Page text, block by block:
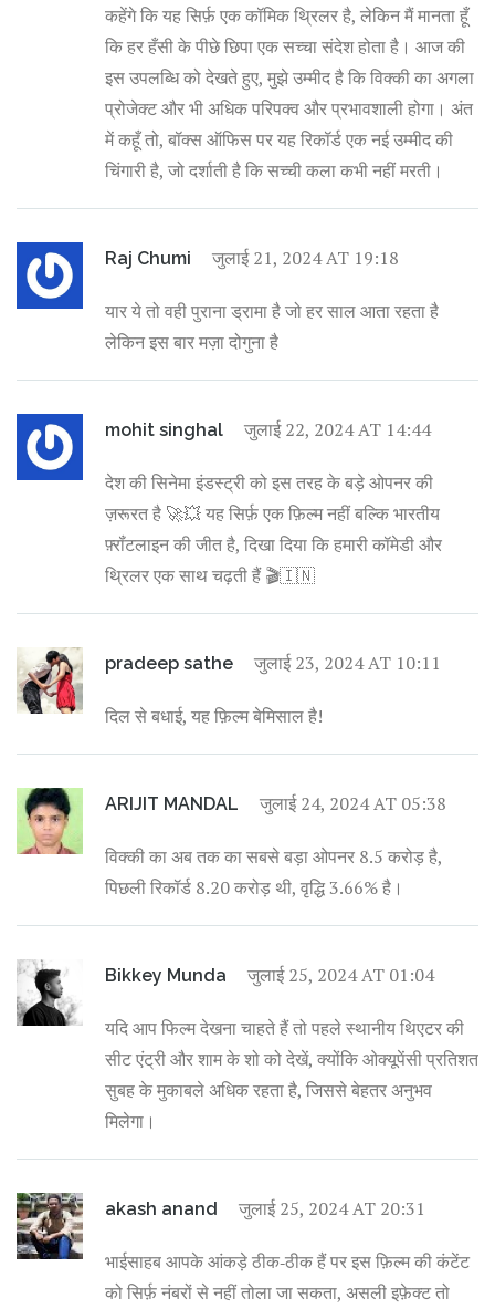
कहेंगे कि यह सिर्फ़ एक कॉमिक थ्रिलर है, लेकिन मैं मानता हूँ
कि हर हँसी के पीछे छिपा एक सच्चा संदेश होता है। आज की
इस उपलब्धि को देखते हुए, मुझे उम्मीद है कि विक्की का अगला
प्रोजेक्ट और भी अधिक परिपक्व और प्रभावशाली होगा। अंत
में कहूँ तो, बॉक्स ऑफिस पर यह रिकॉर्ड एक नई उम्मीद की
चिंगारी है, जो दर्शाती है कि सच्ची कला कभी नहीं मरती।
Raj Chumi जुलाई 21, 2024 AT 19:18
यार ये तो वही पुराना ड्रामा है जो हर साल आता रहता है
लेकिन इस बार मज़ा दोगुना है
mohit singhal जुलाई 22, 2024 AT 14:44
देश की सिनेमा इंडस्ट्री को इस तरह के बड़े ओपनर की
ज़रूरत है 🚀💥 यह सिर्फ़ एक फ़िल्म नहीं बल्कि भारतीय
फ़्रॉंटलाइन की जीत है, दिखा दिया कि हमारी कॉमेडी और
थ्रिलर एक साथ चढ़ती हैं 🎬🇮🇳
pradeep sathe जुलाई 23, 2024 AT 10:11
दिल से बधाई, यह फ़िल्म बेमिसाल है!
ARIJIT MANDAL जुलाई 24, 2024 AT 05:38
विक्की का अब तक का सबसे बड़ा ओपनर 8.5 करोड़ है,
पिछली रिकॉर्ड 8.20 करोड़ थी, वृद्धि 3.66% है।
Bikkey Munda जुलाई 25, 2024 AT 01:04
यदि आप फिल्म देखना चाहते हैं तो पहले स्थानीय थिएटर की
सीट एंट्री और शाम के शो को देखें, क्योंकि ओक्यूपेंसी प्रतिशत
सुबह के मुकाबले अधिक रहता है, जिससे बेहतर अनुभव
मिलेगा।
akash anand जुलाई 25, 2024 AT 20:31
भाईसाहब आपके आंकड़े ठीक‑ठीक हैं पर इस फ़िल्म की कंटेंट
को सिर्फ़ नंबरों से नहीं तोला जा सकता, असली इफ़ेक्ट तो